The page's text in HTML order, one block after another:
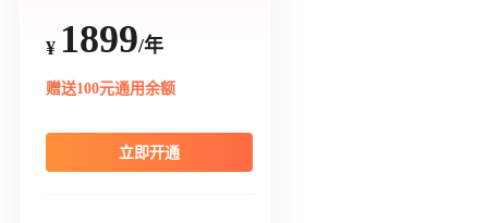
¥ 1899/年
赠送100元通用余额
立即开通